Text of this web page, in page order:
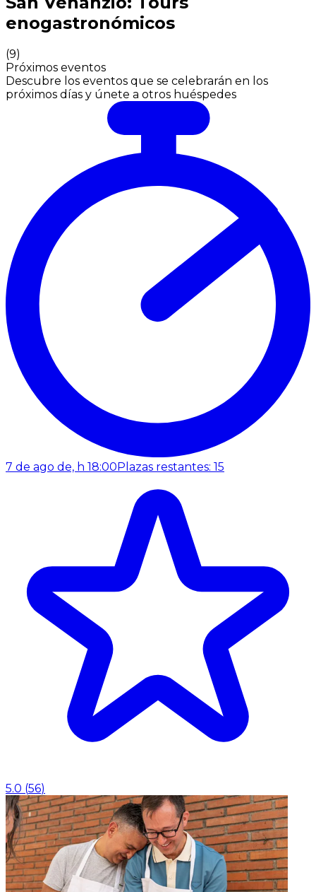
enogastronómicos
(9)
Próximos eventos
Descubre los eventos que se celebrarán en los
próximos días y únete a otros huéspedes
7 de ago de, h 18:00 Plazas restantes: 15
5.0 (56)